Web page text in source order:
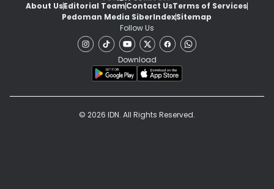
About UsEditorial TeamContact UsTerms of Services
Pedoman Media SiberIndexSitemap
Follow Us
Download
© 2026 IDN. All Rights Reserved.